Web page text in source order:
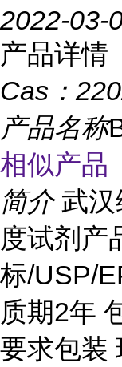
2022-03-
产品详情
Cas：
产品名称
相似产品
简介 武
度试剂产
标/USP/
质期2年
要求包装